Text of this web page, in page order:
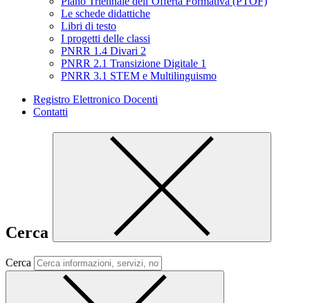
Le schede didattiche
Libri di testo
I progetti delle classi
PNRR 1.4 Divari 2
PNRR 2.1 Transizione Digitale 1
PNRR 3.1 STEM e Multilinguismo
Registro Elettronico Docenti
Contatti
Cerca
Cerca